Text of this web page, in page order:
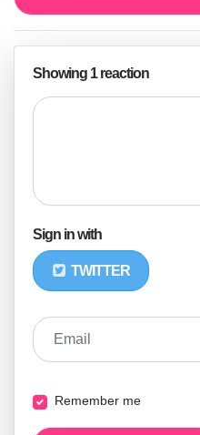
Showing 1 reaction
Sign in with
TWITTER
Email
Remember me